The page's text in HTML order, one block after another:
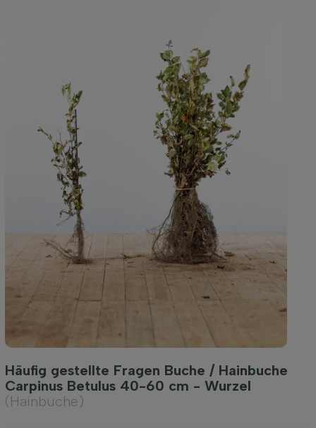
Häufig gestellte Fragen Buche / Hainbuche
Carpinus Betulus 40-60 cm - Wurzel
(Hainbuche)